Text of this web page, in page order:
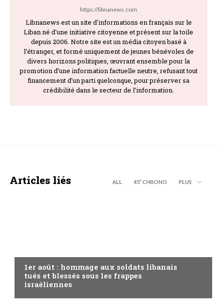
https://libnanews.com
Libnanews est un site d'informations en français sur le
Liban né d'une initiative citoyenne et présent sur la toile
depuis 2006. Notre site est un média citoyen basé à
l’étranger, et formé uniquement de jeunes bénévoles de
divers horizons politiques, œuvrant ensemble pour la
promotion d’une information factuelle neutre, refusant tout
financement d’un parti quelconque, pour préserver sa
crédibilité dans le secteur de l’information.
Articles liés ALL 45’’ CHRONO PLUS
1er août : hommage aux soldats libanais
tués et blessés sous les frappes
israéliennes